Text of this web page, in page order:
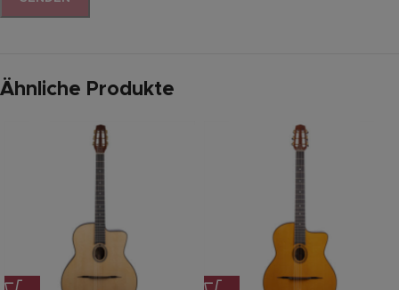
Ähnliche Produkte